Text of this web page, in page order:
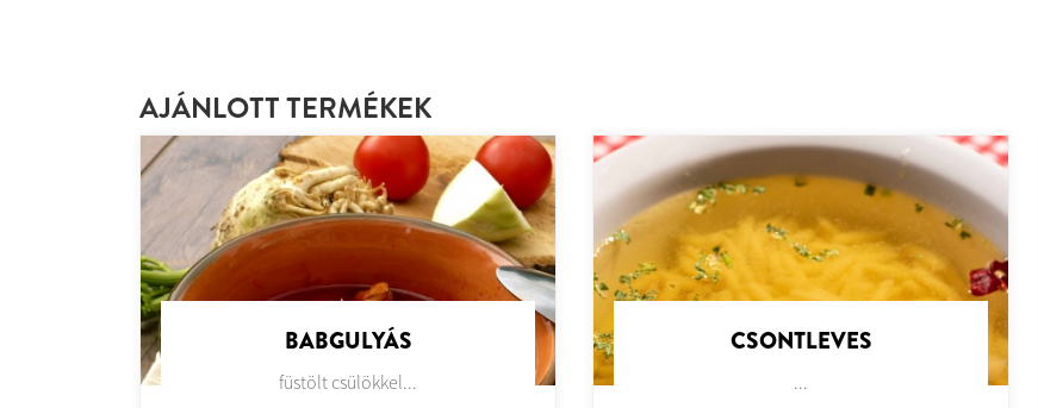
AJÁNLOTT TERMÉKEK
BABGULYÁS
füstölt csülökkel...
CSONTLEVES
...